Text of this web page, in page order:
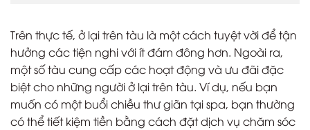
Trên thực tế, ở lại trên tàu là một cách tuyệt vời để tận
hưởng các tiện nghi với ít đám đông hơn. Ngoài ra,
một số tàu cung cấp các hoạt động và ưu đãi đặc
biệt cho những người ở lại trên tàu. Ví dụ, nếu bạn
muốn có một buổi chiều thư giãn tại spa, bạn thường
có thể tiết kiệm tiền bằng cách đặt dịch vụ chăm sóc